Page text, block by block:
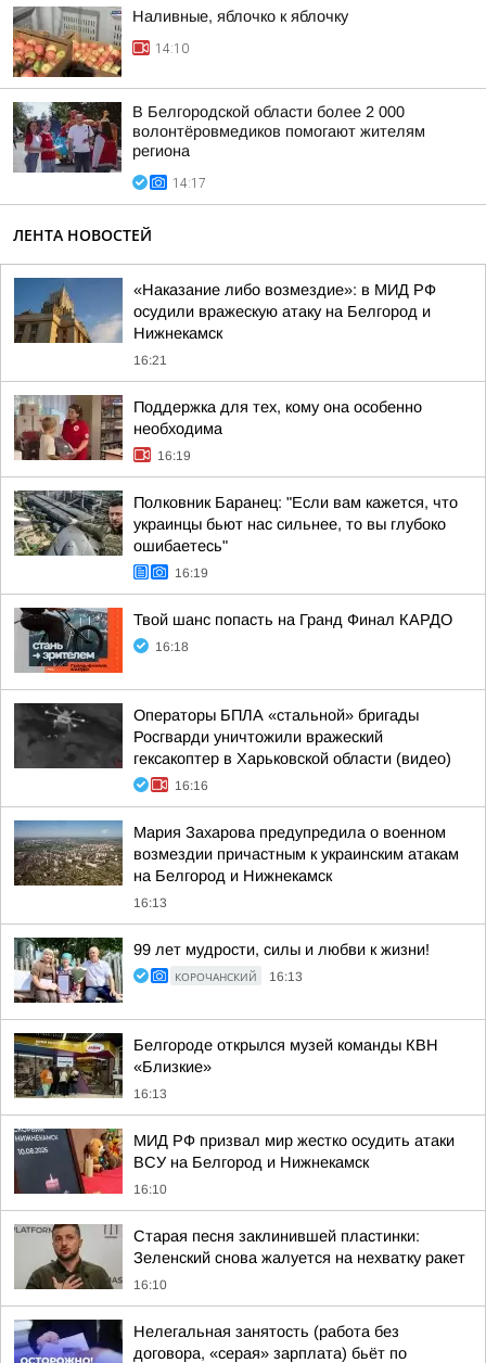
Наливные, яблочко к яблочку
14:10
В Белгородской области более 2 000
волонтёровмедиков помогают жителям
региона
14:17
ЛЕНТА НОВОСТЕЙ
«Наказание либо возмездие»: в МИД РФ
осудили вражескую атаку на Белгород и
Нижнекамск
16:21
Поддержка для тех, кому она особенно
необходима
16:19
Полковник Баранец: "Если вам кажется, что
украинцы бьют нас сильнее, то вы глубоко
ошибаетесь"
16:19
Твой шанс попасть на Гранд Финал КАРДО
16:18
Операторы БПЛА «стальной» бригады
Росгварди уничтожили вражеский
гексакоптер в Харьковской области (видео)
16:16
Мария Захарова предупредила о военном
возмездии причастным к украинским атакам
на Белгород и Нижнекамск
16:13
99 лет мудрости, силы и любви к жизни!
КОРОЧАНСКИЙ 16:13
Белгороде открылся музей команды КВН
«Близкие»
16:13
МИД РФ призвал мир жестко осудить атаки
ВСУ на Белгород и Нижнекамск
16:10
Старая песня заклинившей пластинки:
Зеленский снова жалуется на нехватку ракет
16:10
Нелегальная занятость (работа без
договора, «серая» зарплата) бьёт по